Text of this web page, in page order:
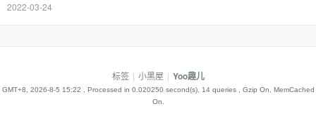
2022-03-24
标签 | 小黑屋 | Yoo趣儿
GMT+8, 2026-8-5 15:22 , Processed in 0.020250 second(s), 14 queries , Gzip On, MemCached
On.